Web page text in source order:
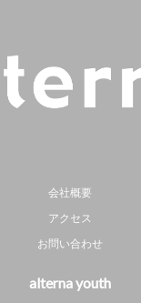
会社概要
アクセス
お問い合わせ
alterna youth